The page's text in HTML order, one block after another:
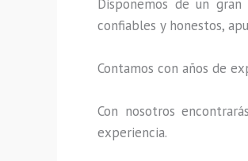
Disponemos de un
confiables y honestos,
Contamos con años de
Con nosotros
experiencia.